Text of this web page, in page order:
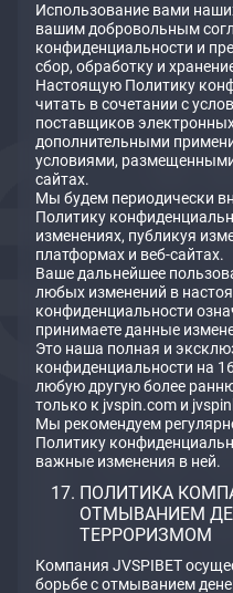
Использование вами
вашим добровольным
конфиденциальности и
сбор, обработку и
Настоящую Политику
читать в сочетании с
поставщиков
дополнительными
условиями,
сайтах.
Мы будем периодически
Политику
изменениях, публикуя
платформах и веб-сайтах.
Ваше дальнейшее
любых изменений в
конфиденциальности
принимаете данные
Это наша полная и
конфиденциальности на
любую другую более
только к jvspin.com и
Мы рекомендуем
Политику
важные изменения в ней.
ПОЛИТИКА
ОТМЫВАНИЕМ
ТЕРРОРИЗМОМ
Компания JVSPIBET
борьбе с отмыванием